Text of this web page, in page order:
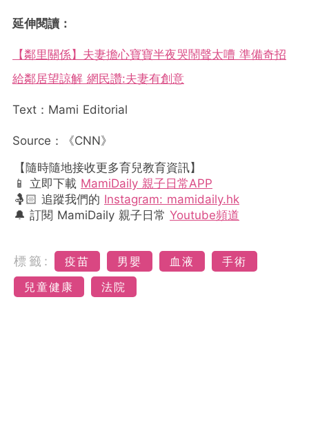
延伸閱讀：
【鄰里關係】夫妻擔心寶寶半夜哭鬧聲太嘈 準備奇招
給鄰居望諒解 網民讚:夫妻有創意
Text：Mami Editorial
Source：《CNN》
【隨時隨地接收更多育兒教育資訊】
📱 立即下載 MamiDaily 親子日常APP
🤱🏻 追蹤我們的 Instagram: mamidaily.hk
🔔 訂閱 MamiDaily 親子日常 Youtube頻道
標籤: 疫苗 男嬰 血液
手術
兒童健康
法院